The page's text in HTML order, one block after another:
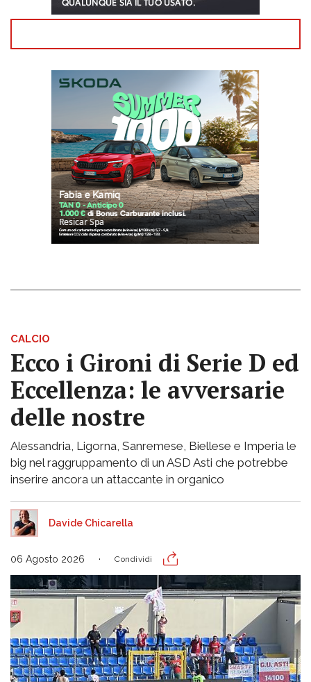
CALCIO
Ecco i Gironi di Serie D ed
Eccellenza: le avversarie
delle nostre
Alessandria, Ligorna, Sanremese, Biellese e Imperia le
big nel raggruppamento di un ASD Asti che potrebbe
inserire ancora un attaccante in organico
Davide Chicarella
06 Agosto 2026 Condividi